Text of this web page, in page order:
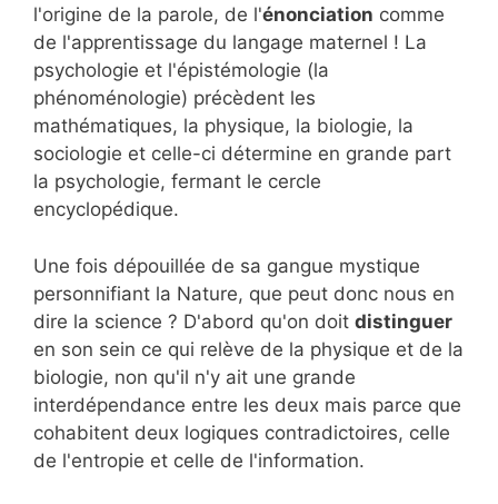
l'origine de la parole, de l'énonciation comme
de l'apprentissage du langage maternel ! La
psychologie et l'épistémologie (la
phénoménologie) précèdent les
mathématiques, la physique, la biologie, la
sociologie et celle-ci détermine en grande part
la psychologie, fermant le cercle
encyclopédique.
Une fois dépouillée de sa gangue mystique
personnifiant la Nature, que peut donc nous en
dire la science ? D'abord qu'on doit distinguer
en son sein ce qui relève de la physique et de la
biologie, non qu'il n'y ait une grande
interdépendance entre les deux mais parce que
cohabitent deux logiques contradictoires, celle
de l'entropie et celle de l'information.